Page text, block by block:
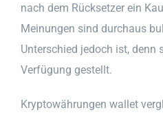
nach dem Rücksetzer ein
Meinungen sind durchaus
Unterschied jedoch ist, denn
Verfügung gestellt.
Kryptowährungen wallet